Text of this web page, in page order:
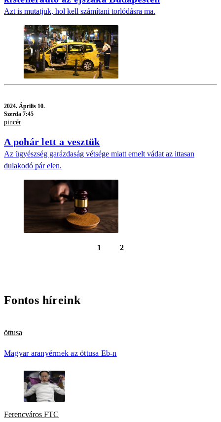
Azt is mutatjuk, hol kell számítani torlódásra ma.
2024. Április 10.
Szerda 7:45
pincér
A pohár lett a vesztük
Az ügyészség garázdaság vétsége miatt emelt vádat az ittasan
dulakodó pár elen.
1 2
Fontos híreink
öttusa
Magyar aranyérmek az öttusa Eb-n
Ferencváros FTC